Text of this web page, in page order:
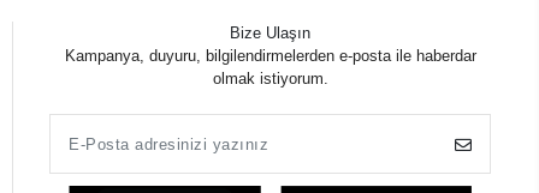
Bize Ulaşın
Kampanya, duyuru, bilgilendirmelerden e-posta ile haberdar
olmak istiyorum.